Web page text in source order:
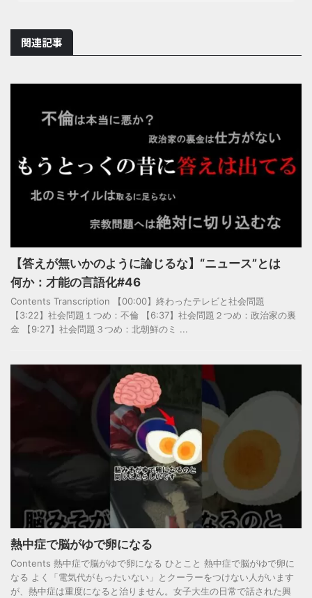
関連記事
【答えが無いかのように論じるな】“ニュース”とは
何か：才能の言語化#46
Contents Transcription 【00:00】終わったテレビと社会問題
【3:22】社会問題１つめ：不倫 【6:37】社会問題２つめ：政治家の裏
金 【9:27】社会問題３つめ：北朝鮮のミ ...
熱中症で脳がゆで卵になる
Contents 熱中症で脳がゆで卵になる ひとこと 熱中症で脳がゆで卵に
なる よく「電気代がもったいない」とクーラーをつけない人がいます
が、熱中症は重度になると治りません。女子大生の日常で話された興